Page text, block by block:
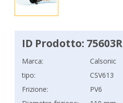
ID Prodotto: 75603R
Marca:
Calsonic
tipo:
CSV613
Frizione:
PV6